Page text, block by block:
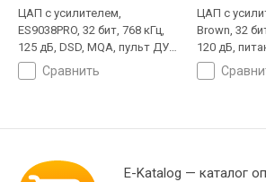
ЦАП с усилителем,
ES9038PRO, 32 бит, 768 кГц,
125 дБ, DSD, MQA, пульт ДУ,
питание: от сети
сравнить
ЦАП с
Brown, 32
120 дБ,
E-Katalog — каталог